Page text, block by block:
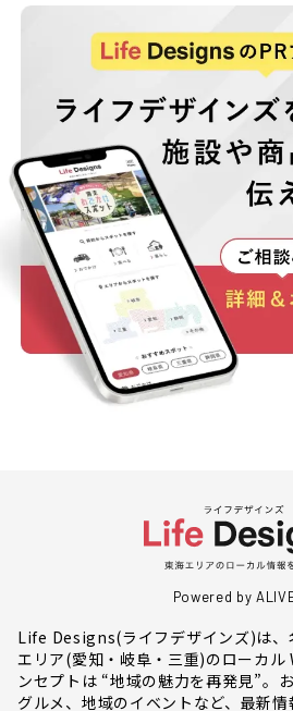
Powered by
Life Designs(ライフデザインズ)は、
エリア(愛知・岐阜・三重)のローカル
ンセプトは “地域の魅力を再発見”。
グルメ、地域のイベントなど、最新